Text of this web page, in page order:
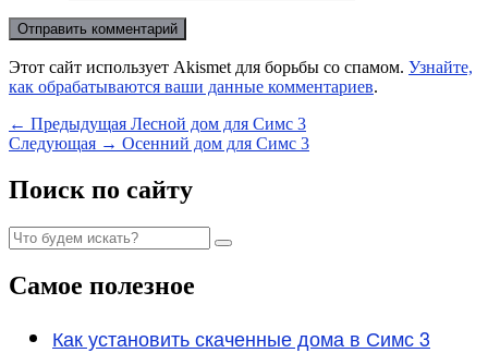
Этот сайт использует Akismet для борьбы со спамом. Узнайте,
как обрабатываются ваши данные комментариев.
Навигация
по
записям
← Предыдущая Предыдущая
запись:
Лесной дом для Симс 3
Следующая → Следующая
Осенний дом для Симс 3
Область
боковой
панели
Поиск по сайту
Найти:
Поиск
Самое полезное
Как установить скаченные дома в Симс 3